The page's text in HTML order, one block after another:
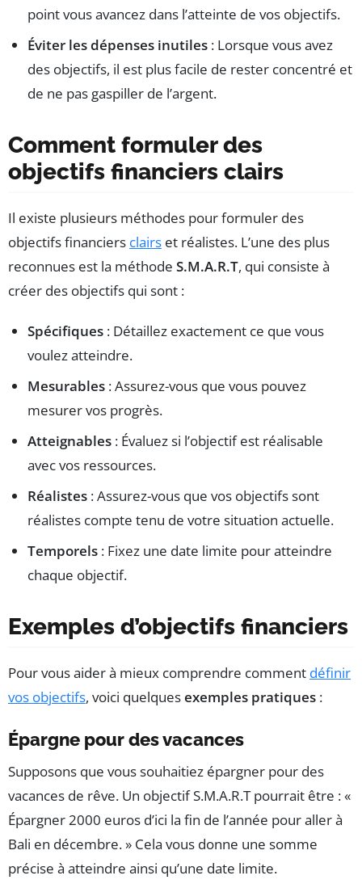
point vous avancez dans l’atteinte de vos objectifs.
Éviter les dépenses inutiles : Lorsque vous avez
des objectifs, il est plus facile de rester concentré et
de ne pas gaspiller de l’argent.
Comment formuler des
objectifs financiers clairs
Il existe plusieurs méthodes pour formuler des
objectifs financiers clairs et réalistes. L’une des plus
reconnues est la méthode S.M.A.R.T, qui consiste à
créer des objectifs qui sont :
Spécifiques : Détaillez exactement ce que vous
voulez atteindre.
Mesurables : Assurez-vous que vous pouvez
mesurer vos progrès.
Atteignables : Évaluez si l’objectif est réalisable
avec vos ressources.
Réalistes : Assurez-vous que vos objectifs sont
réalistes compte tenu de votre situation actuelle.
Temporels : Fixez une date limite pour atteindre
chaque objectif.
Exemples d’objectifs financiers
Pour vous aider à mieux comprendre comment définir
vos objectifs, voici quelquesexemples pratiques :
Épargne pour des vacances
Supposons que vous souhaitiez épargner pour des
vacances de rêve. Un objectif S.M.A.R.T pourrait être : «
Épargner 2000 euros d’ici la fin de l’année pour aller à
Bali en décembre. » Cela vous donne une somme
précise à atteindre ainsi qu’une date limite.